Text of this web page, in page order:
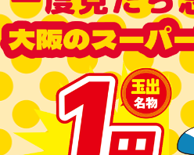
採用情報
お問い合わせ
スーパー玉
LINE友達登